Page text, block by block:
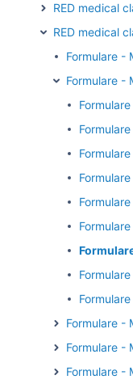
RED medical
RED medical
Formulare -
Formulare -
Formulare -
Formulare -
Formulare -